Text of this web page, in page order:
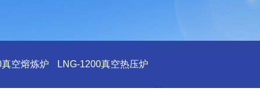
空熔炼炉 LNG-1200真空热压炉